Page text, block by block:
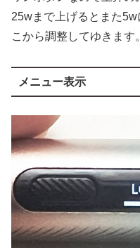
25wまで上げるとまた
こから調整してゆきます。
メニュー表示